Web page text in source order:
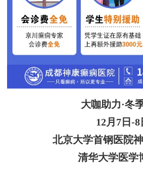
大咖助力·冬
12月7日-8
北京大学首钢医院
清华大学医学